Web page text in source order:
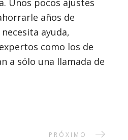
Unos pocos ajustes
años de
ayuda,
como los de
a sólo una llamada de
PRÓXIMO